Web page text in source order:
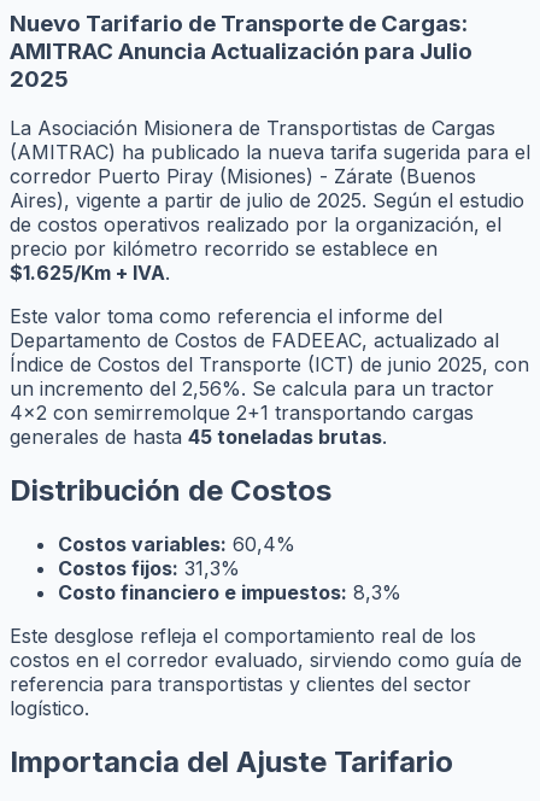
Nuevo Tarifario de Transporte de Cargas:
AMITRAC Anuncia Actualización para Julio
2025
La Asociación Misionera de Transportistas de Cargas
(AMITRAC) ha publicado la nueva tarifa sugerida para el
corredor Puerto Piray (Misiones) - Zárate (Buenos
Aires), vigente a partir de julio de 2025. Según el estudio
de costos operativos realizado por la organización, el
precio por kilómetro recorrido se establece en
$1.625/Km + IVA.
Este valor toma como referencia el informe del
Departamento de Costos de FADEEAC, actualizado al
Índice de Costos del Transporte (ICT) de junio 2025, con
un incremento del 2,56%. Se calcula para un tractor
4x2 con semirremolque 2+1 transportando cargas
generales de hasta 45 toneladas brutas.
Distribución de Costos
Costos variables: 60,4%
Costos fijos: 31,3%
Costo financiero e impuestos: 8,3%
Este desglose refleja el comportamiento real de los
costos en el corredor evaluado, sirviendo como guía de
referencia para transportistas y clientes del sector
logístico.
Importancia del Ajuste Tarifario